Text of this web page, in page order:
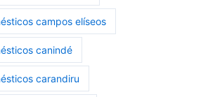
campos elíseos
canindé
carandiru